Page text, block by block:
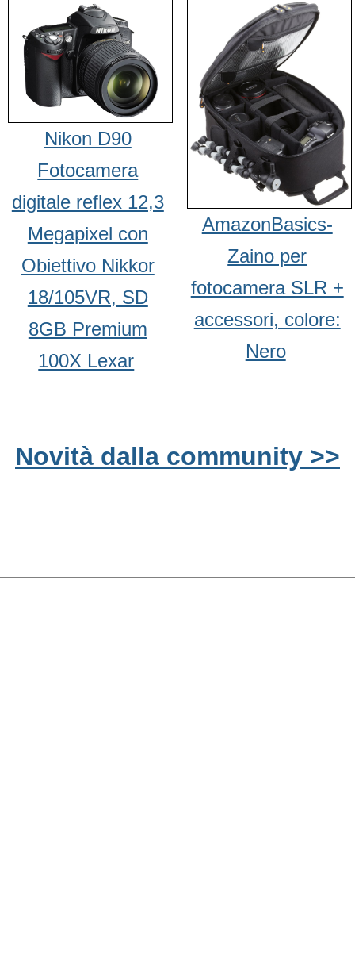
Nikon D90
Fotocamera
digitale reflex 12,3
Megapixel con
Obiettivo Nikkor
18/105VR, SD
8GB Premium
100X Lexar
AmazonBasics-
Zaino per
fotocamera SLR +
accessori, colore:
Nero
Novità dalla community >>